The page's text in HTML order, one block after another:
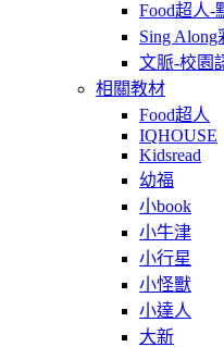
Food超人-
Sing
文脈-校園
相關教材
Food超人
IQHOUSE
Kidsread
幼福
小book
小牛津
小行星
小怪獸
小達人
大新